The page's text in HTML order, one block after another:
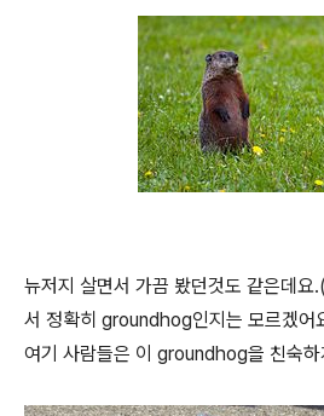
뉴저지 살면서 가끔 봤던것도 같은데요
서 정확히 groundhog인지는 모르겠어
여기 사람들은 이 groundhog을 친숙하